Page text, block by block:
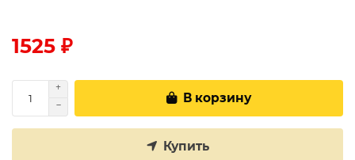
1525 ₽
В корзину
Купить